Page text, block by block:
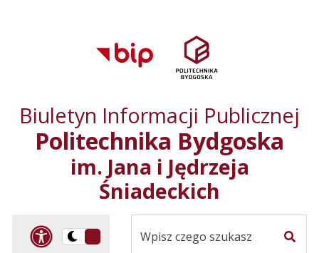
głównego menu
serwisu
Biuletyn Informacji Publicznej
Politechnika Bydgoska
im. Jana i Jędrzeja
Śniadeckich
Panel dostosowania
Przelącz